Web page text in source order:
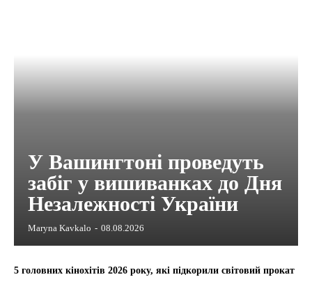
У Вашингтоні проведуть
забіг у вишиванках до Дня
Незалежності України
Maryna Kavkalo - 08.08.2026
5 головних кінохітів 2026 року, які підкорили світовий прокат